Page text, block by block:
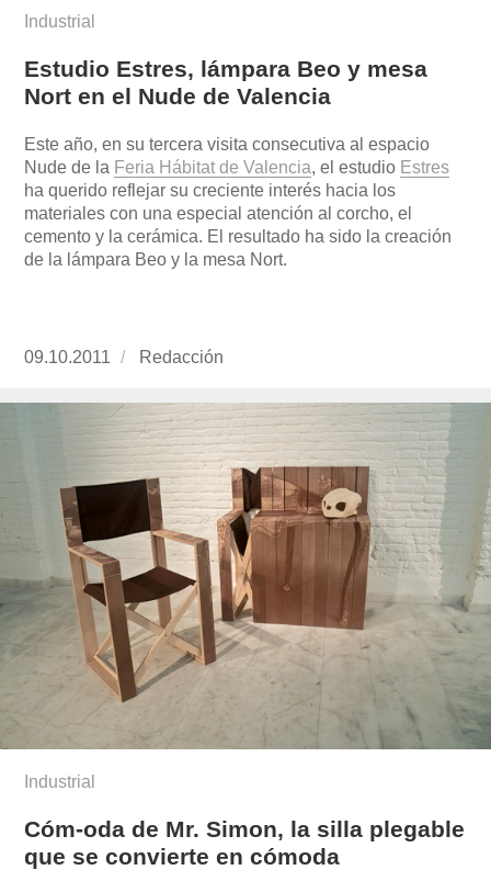
Industrial
Estudio Estres, lámpara Beo y mesa
Nort en el Nude de Valencia
Este año, en su tercera visita consecutiva al espacio
Nude de la Feria Hábitat de Valencia, el estudio Estres
ha querido reflejar su creciente interés hacia los
materiales con una especial atención al corcho, el
cemento y la cerámica. El resultado ha sido la creación
de la lámpara Beo y la mesa Nort.
Publicado
09.10.2011 https://www.experimenta.es/author/redaccion/
Redacción
Industrial
Cóm-oda de Mr. Simon, la silla plegable
que se convierte en cómoda